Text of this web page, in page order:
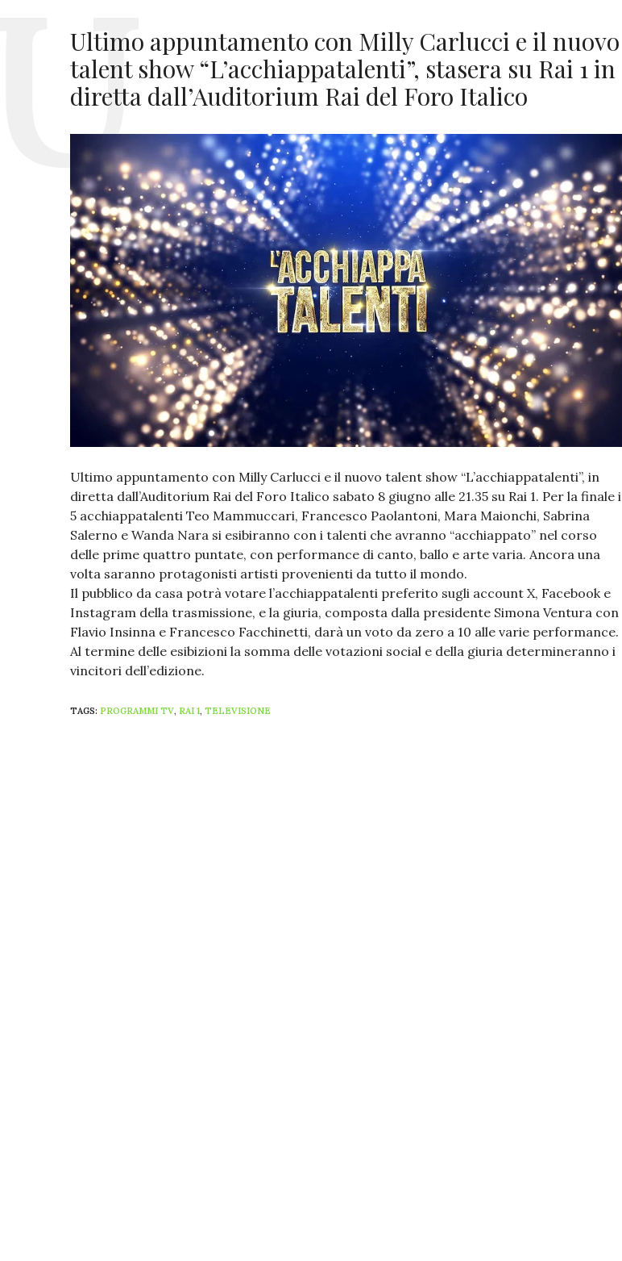
Ultimo appuntamento con Milly Carlucci e il nuovo
talent show “L’acchiappatalenti”, stasera su Rai 1 in
diretta dall’Auditorium Rai del Foro Italico
Ultimo appuntamento con Milly Carlucci e il nuovo talent show “L’acchiappatalenti”, in
diretta dall’Auditorium Rai del Foro Italico sabato 8 giugno alle 21.35 su Rai 1. Per la finale i
5 acchiappatalenti Teo Mammuccari, Francesco Paolantoni, Mara Maionchi, Sabrina
Salerno e Wanda Nara si esibiranno con i talenti che avranno “acchiappato” nel corso
delle prime quattro puntate, con performance di canto, ballo e arte varia. Ancora una
volta saranno protagonisti artisti provenienti da tutto il mondo.
Il pubblico da casa potrà votare l’acchiappatalenti preferito sugli account X, Facebook e
Instagram della trasmissione, e la giuria, composta dalla presidente Simona Ventura con
Flavio Insinna e Francesco Facchinetti, darà un voto da zero a 10 alle varie performance.
Al termine delle esibizioni la somma delle votazioni social e della giuria determineranno i
vincitori dell’edizione.
TAGS: PROGRAMMI TV, RAI 1, TELEVISIONE